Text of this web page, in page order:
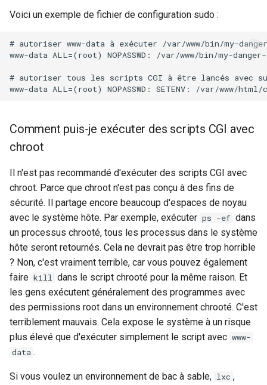
Voici un exemple de fichier de configuration sudo :
# autoriser www-data à exécuter /var/www/bin/my-
www-data ALL=(root) NOPASSWD: /var/www/bin/my-
# autoriser tous les scripts CGI à être lancés avec
Comment puis-je exécuter des scripts CGI avec
chroot
Il n'est pas recommandé d'exécuter des scripts CGI avec
chroot. Parce que chroot n'est pas conçu à des fins de
sécurité. Il partage encore beaucoup d'espaces de noyau
avec le système hôte. Par exemple, exécuter ps -ef dans
un processus chrooté, tous les processus dans le système
hôte seront retournés. Cela ne devrait pas être trop horrible
? Non, c'est vraiment terrible, car vous pouvez également
faire kill dans le script chrooté pour la même raison. Et
les gens exécutent généralement des programmes avec
des permissions root dans un environnement chrooté. C'est
terriblement mauvais. Cela expose le système à un risque
plus élevé que d'exécuter simplement le script avec www-
data .
Si vous voulez un environnement de bac à sable, lxc ,